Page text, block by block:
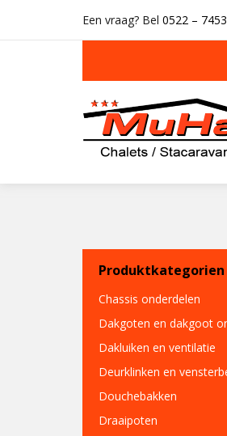
Een vraag? Bel 0522 –
Produktkategorien
Chassis onderdelen
Dakgoten en dakgoot
Dakluiken en ventilatie
Deurklinken en
Douchebakken
Draaipoten